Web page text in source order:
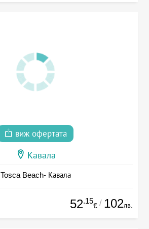
виж офертата
Кавала
Tosca Beach- Кавала
52.15
€ / 102лв.